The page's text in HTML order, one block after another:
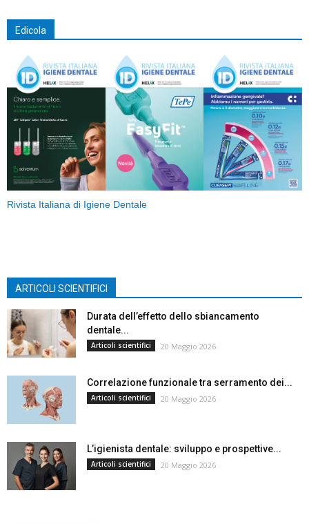
Edicola
Rivista Italiana di Igiene Dentale
ARTICOLI SCIENTIFICI
Durata dell’effetto dello sbiancamento
dentale...
Articoli scientifici 20 Maggio 2026
Correlazione funzionale tra serramento dei...
Articoli scientifici 20 Maggio 2026
L’igienista dentale: sviluppo e prospettive...
Articoli scientifici 20 Maggio 2026